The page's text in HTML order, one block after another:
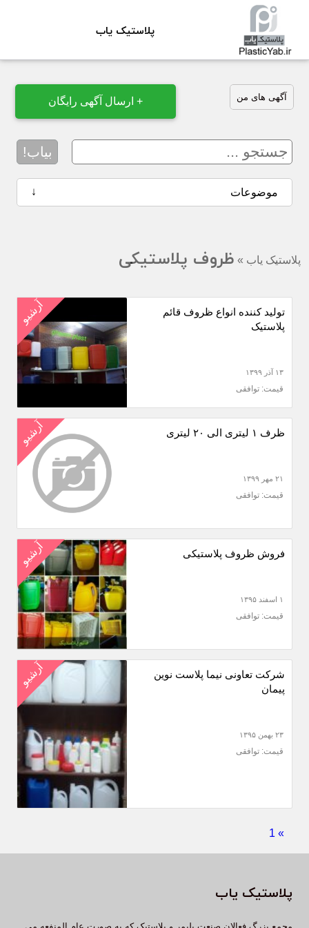
پلاستیک یاب
آگهی های من + ارسال آگهی رایگان
بیاب!
↓ موضوعات
پلاستیک یاب » ظروف پلاستیکی
آرشیو
تولید کننده انواع ظروف قائم
پلاستیک
۱۳ آذر ۱۳۹۹
قیمت: توافقی
آرشیو ظرف ۱ لیتری الی ۲۰ لیتری
۲۱ مهر ۱۳۹۹
قیمت: توافقی
آرشیو فروش ظروف پلاستیکی
۱ اسفند ۱۳۹۵
قیمت: توافقی
آرشیو
شرکت تعاونی نیما پلاست نوین
پیمان
۲۳ بهمن ۱۳۹۵
قیمت: توافقی
»
1
پلاستیک یاب